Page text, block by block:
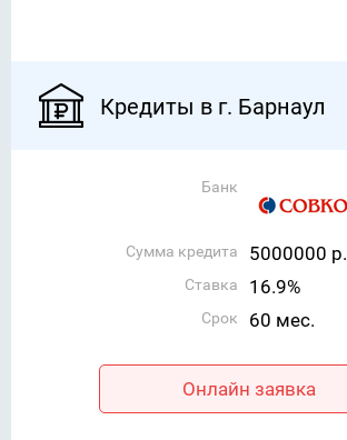
Кредиты в г. Барнаул
Банк
Сумма кредита 5000000 р.
Ставка 16.9%
Срок 60 мес.
Онлайн заявка